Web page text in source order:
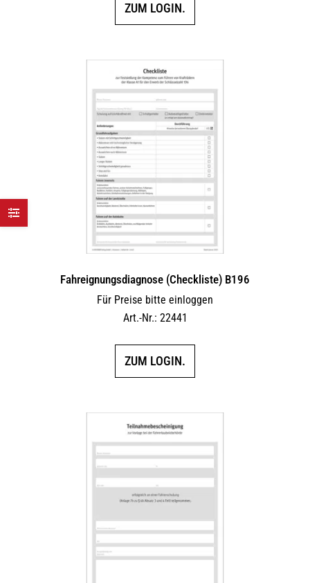
ZUM LOGIN.
Fahreignungsdiagnose (Checkliste) B196
Für Preise bitte einloggen
Art.-Nr.: 22441
ZUM LOGIN.